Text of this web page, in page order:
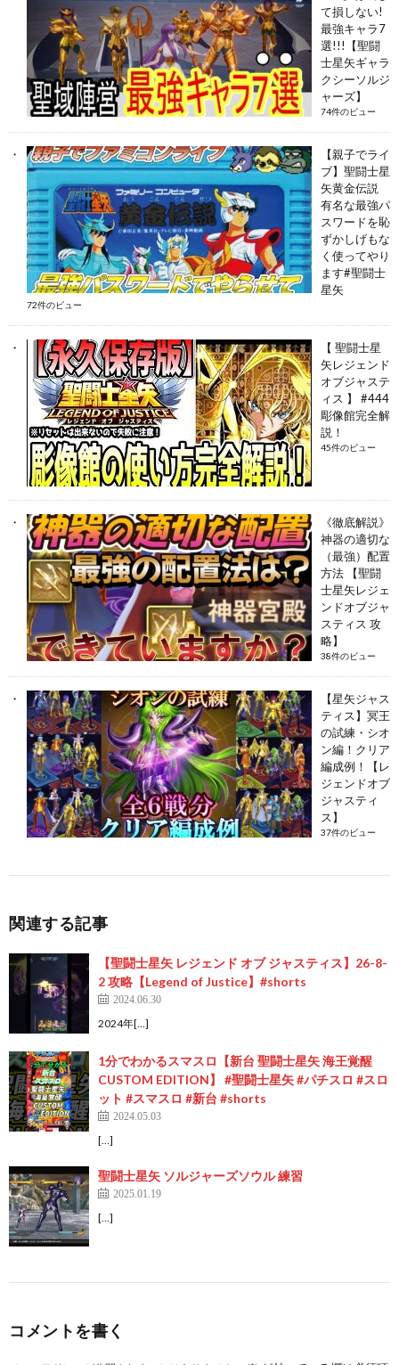
て損しない!
最強キャラ7
選!!!【聖闘
士星矢ギャラ
クシーソルジ
ャーズ】
74件のビュー
【親子でライ
ブ】聖闘士星
矢黄金伝説
有名な最強パ
スワードを恥
ずかしげもな
く使ってやり
ます#聖闘士
星矢
72件のビュー
【 聖闘士星
矢レジェンド
オブジャステ
ィス 】 #444
彫像館完全解
説！
45件のビュー
《徹底解説》
神器の適切な
（最強）配置
方法 【聖闘
士星矢レジェ
ンドオブジャ
スティス 攻
略】
38件のビュー
【星矢ジャス
ティス】冥王
の試練・シオ
ン編！クリア
編成例！【レ
ジェンドオブ
ジャスティ
ス】
37件のビュー
関連する記事
【聖闘士星矢 レジェンド オブ ジャスティス】26-8-
2 攻略【Legend of Justice】#shorts
2024.06.30
2024年[…]
1分でわかるスマスロ【新台 聖闘士星矢 海王覚醒
CUSTOM EDITION】 #聖闘士星矢 #パチスロ #スロ
ット #スマスロ #新台 #shorts
2024.05.03
[…]
聖闘士星矢 ソルジャーズソウル 練習
2025.01.19
[…]
コメントを書く